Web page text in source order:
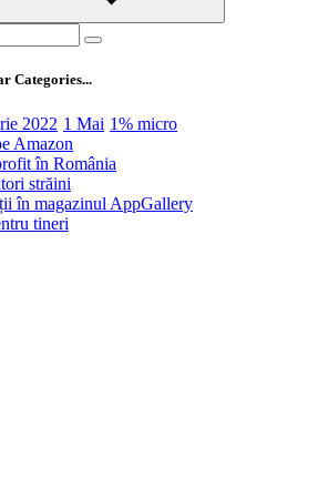
Categories...
2022 1 Mai 1% micro
Amazon
în România
străini
în magazinul AppGallery
tineri